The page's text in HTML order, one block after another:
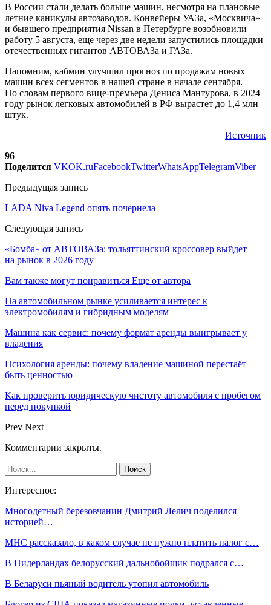
В России стали делать больше машин, несмотря на плановые
летние каникулы автозаводов. Конвейеры УАЗа, «Москвича»
и бывшего предприятия Nissan в Петербурге возобновили
работу 5 августа, еще через две недели запустились площадки
отечественных гигантов АВТОВАЗа и ГАЗа.
Напомним, кабмин улучшил прогноз по продажам новых
машин всех сегментов в нашей стране в начале сентября.
По словам первого вице-премьера Дениса Мантурова, в 2024
году рынок легковых автомобилей в РФ вырастет до 1,4 млн
штук.
Источник
96
Поделится VKOK.ruFacebookTwitterWhatsAppTelegramViber
Предыдущая запись
LADA Niva Legend опять почернела
Следующая запись
«Бомба» от АВТОВАЗа: тольяттинский кроссовер выйдет
на рынок в 2026 году
Вам также могут понравиться Еще от автора
На автомобильном рынке усиливается интерес к
электромобилям и гибридным моделям
Машина как сервис: почему формат аренды выигрывает у
владения
Психология аренды: почему владение машиной перестаёт
быть ценностью
Как проверить юридическую чистоту автомобиля с пробегом
перед покупкой
Prev Next
Комментарии закрыты.
Интересное:
Многодетный березовчанин Дмитрий Лелич поделился
историей…
МНС рассказало, в каком случае не нужно платить налог с…
В Нидерландах белорусский дальнобойщик подрался с…
В Беларуси пьяный водитель утопил автомобиль